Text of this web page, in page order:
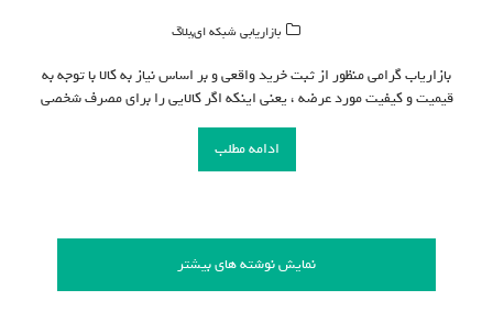
بازاریابی شبکه ای,بلاگ
بازاریاب گرامی منظور از ثبت خرید واقعی و بر اساس نیاز به کالا با توجه به
قیمیت و کیفیت مورد عرضه ، یعنی اینکه اگر کالایی را برای مصرف شخصی
ادامه مطلب
نمایش نوشته های بیشتر